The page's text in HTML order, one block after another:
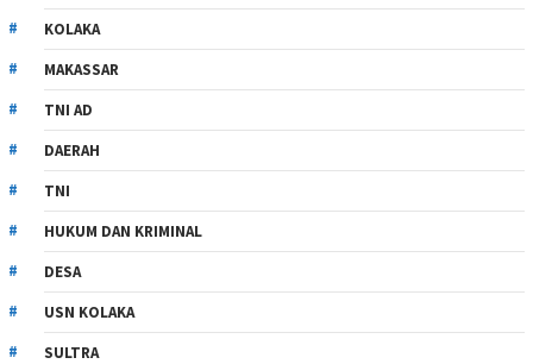
KOLAKA
MAKASSAR
TNI AD
DAERAH
TNI
HUKUM DAN KRIMINAL
DESA
USN KOLAKA
SULTRA